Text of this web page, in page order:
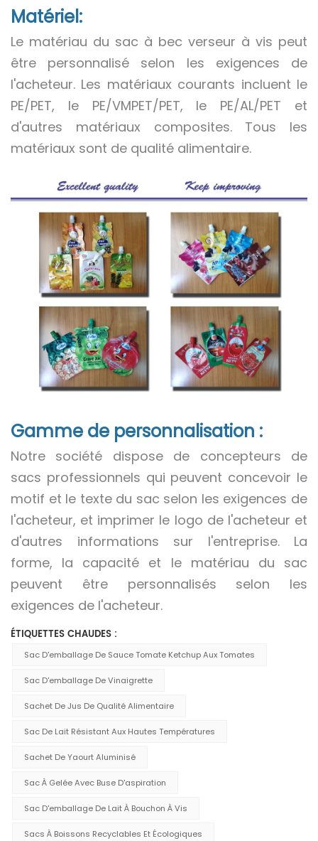
Matériel:
Le matériau du sac à bec verseur à vis peut
être personnalisé selon les exigences de
l'acheteur. Les matériaux courants incluent le
PE/PET, le PE/VMPET/PET, le PE/AL/PET et
d'autres matériaux composites. Tous les
matériaux sont de qualité alimentaire.
Gamme de personnalisation :
Notre société dispose de concepteurs de
sacs professionnels qui peuvent concevoir le
motif et le texte du sac selon les exigences de
l'acheteur, et imprimer le logo de l'acheteur et
d'autres informations sur l'entreprise. La
forme, la capacité et le matériau du sac
peuvent être personnalisés selon les
exigences de l'acheteur.
ÉTIQUETTES CHAUDES :
Sac D'emballage De Sauce Tomate Ketchup Aux Tomates
Sac D'emballage De Vinaigrette
Sachet De Jus De Qualité Alimentaire
Sac De Lait Résistant Aux Hautes Températures
Sachet De Yaourt Aluminisé
Sac À Gelée Avec Buse D'aspiration
Sac D'emballage De Lait À Bouchon À Vis
Sacs À Boissons Recyclables Et Écologiques